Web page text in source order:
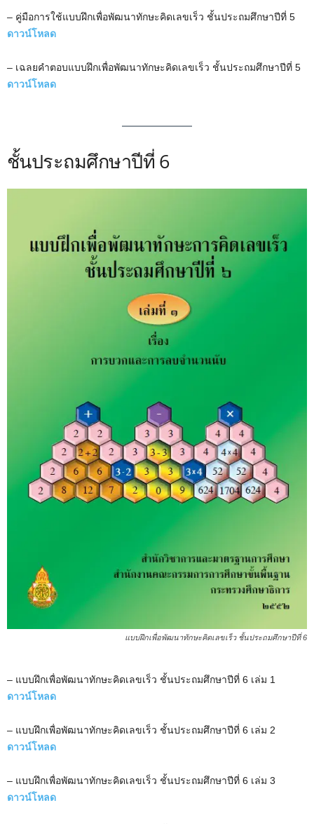
– คู่มือการใช้แบบฝึกเพื่อพัฒนาทักษะคิดเลขเร็ว ชั้นประถมศึกษาปีที่ 5
ดาวน์โหลด
– เฉลยคำตอบแบบฝึกเพื่อพัฒนาทักษะคิดเลขเร็ว ชั้นประถมศึกษาปีที่ 5
ดาวน์โหลด
ชั้นประถมศึกษาปีที่ 6
แบบฝึกเพื่อพัฒนาทักษะคิดเลขเร็ว ชั้นประถมศึกษาปีที่ 6
– แบบฝึกเพื่อพัฒนาทักษะคิดเลขเร็ว ชั้นประถมศึกษาปีที่ 6 เล่ม 1
ดาวน์โหลด
– แบบฝึกเพื่อพัฒนาทักษะคิดเลขเร็ว ชั้นประถมศึกษาปีที่ 6 เล่ม 2
ดาวน์โหลด
– แบบฝึกเพื่อพัฒนาทักษะคิดเลขเร็ว ชั้นประถมศึกษาปีที่ 6 เล่ม 3
ดาวน์โหลด